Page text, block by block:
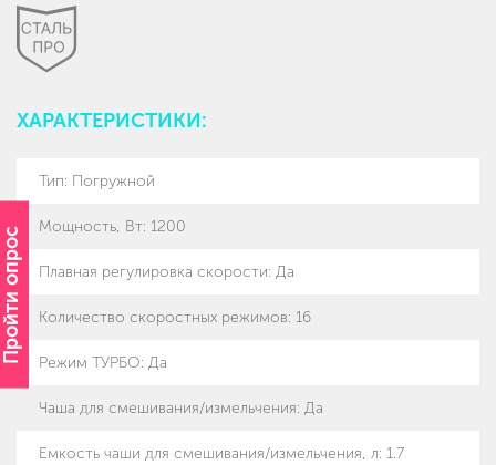
Пройти опрос
ХАРАКТЕРИСТИКИ:
Тип: Погружной
Мощность, Вт: 1200
Плавная регулировка скорости: Да
Количество скоростных режимов: 16
Режим ТУРБО: Да
Чаша для смешивания/измельчения: Да
Емкость чаши для смешивания/измельчения, л: 1.7